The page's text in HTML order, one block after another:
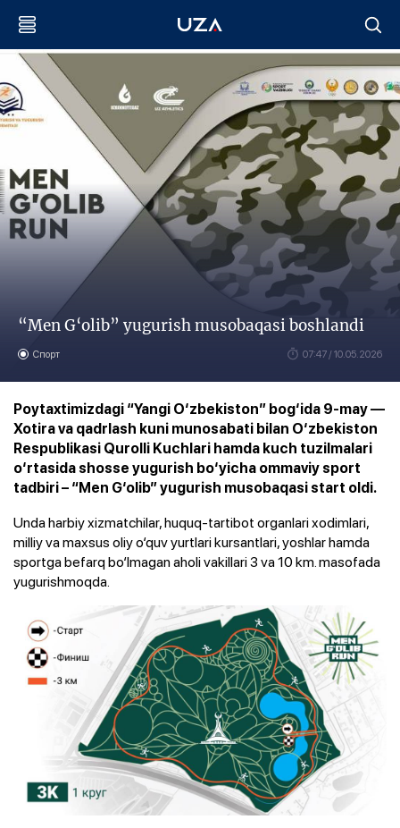
“Men G‘olib” yugurish musobaqasi boshlandi
Спорт 07:47 / 10.05.2026
Poytaxtimizdagi “Yangi O‘zbekiston” bog‘ida 9-may —
Xotira va qadrlash kuni munosabati bilan O‘zbekiston
Respublikasi Qurolli Kuchlari hamda kuch tuzilmalari
o‘rtasida shosse yugurish bo‘yicha ommaviy sport
tadbiri – “Men G‘olib” yugurish musobaqasi start oldi.
Unda harbiy xizmatchilar, huquq-tartibot organlari xodimlari,
milliy va maxsus oliy o‘quv yurtlari kursantlari, yoshlar hamda
sportga befarq bo‘lmagan aholi vakillari 3 va 10 km. masofada
yugurishmoqda.